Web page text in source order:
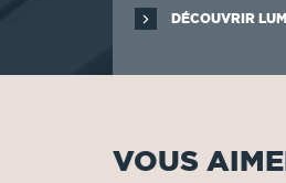
DÉCOUVRIR
VOUS